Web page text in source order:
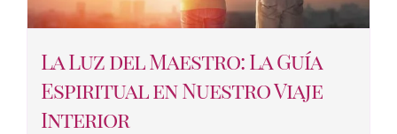
La Luz del Maestro: La Guía
Espiritual en Nuestro Viaje
Interior